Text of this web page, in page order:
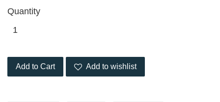
Quantity
Add to Cart Add to wishlist